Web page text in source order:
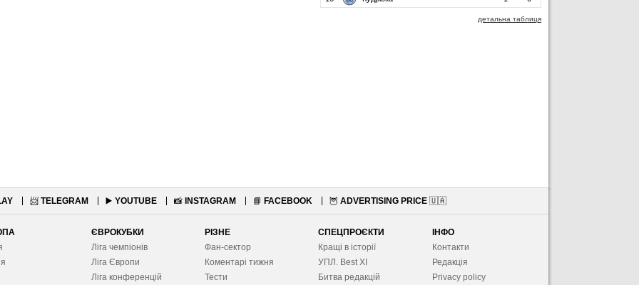
детальна таблиця
📨 TELEGRAM ▶️ YOUTUBE 📸 INSTAGRAM 📘 FACEBOOK 🦉 ADVERTISING PRICE 🇺🇦
ЄВРОКУБКИ
Ліга чемпіонів
Ліга Європи
Ліга конференцій
РІЗНЕ
Фан-сектор
Коментарі тижня
Тести
СПЕЦПРОЄКТИ
Кращі в історії
УПЛ. Best XІ
Битва редакцій
ІНФО
Контакти
Редакція
Privacy policy